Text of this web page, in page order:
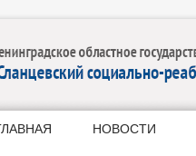
НОВОСТИ